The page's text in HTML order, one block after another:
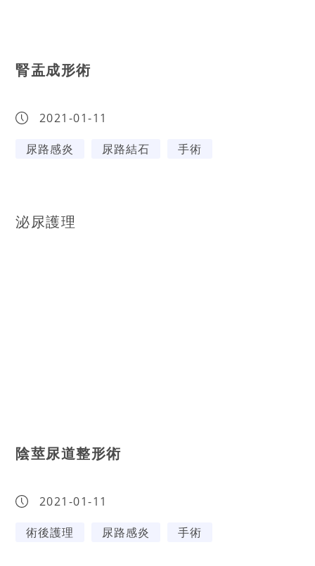
腎盂成形術
2021-01-11
尿路感炎
尿路結石 手術
泌尿護理
陰莖尿道整形術
2021-01-11
術後護理
尿路感炎 手術